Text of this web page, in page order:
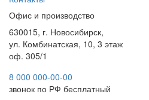
Офис и производство
630015, г. Новосибирск,
ул. Комбинатская, 10, 3 этаж
оф. 305/1
8 000 000-00-00
звонок по РФ бесплатный